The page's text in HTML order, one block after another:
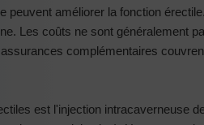
peuvent améliorer la fonction
Les coûts ne sont
complémentaires
est l'injection intracaverneuse